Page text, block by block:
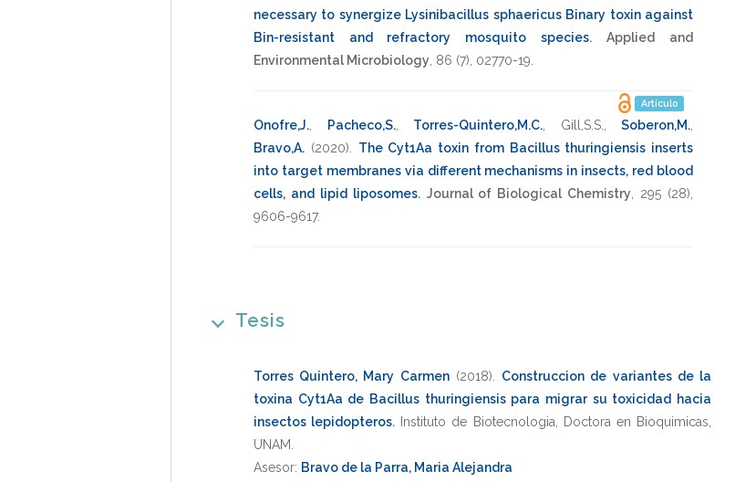
necessary to synergize Lysinibacillus sphaericus Binary toxin against
Bin-resistant and refractory mosquito species.
Applied and
Environmental Microbiology 86 (7), 02770-19
Artículo
Onofre,J. Pacheco,S., Torres-Quintero,M.C. Gill,S.S. Soberon,M.
Bravo,A. (2020)
The Cyt1Aa toxin from Bacillus thuringiensis inserts
into target membranes via different mechanisms in insects, red blood
cells, and lipid liposomes. Journal of Biological Chemistry 295 (28),
9606-9617.
Tesis
Torres Quintero, Mary Carmen (2018)
Construccion de variantes de la
toxina Cyt1Aa de Bacillus thuringiensis para migrar su toxicidad hacia
insectos lepidopteros. Instituto de Biotecnologia Doctora en Bioquimicas
UNAM
Asesor: Bravo de la Parra, Maria Alejandra